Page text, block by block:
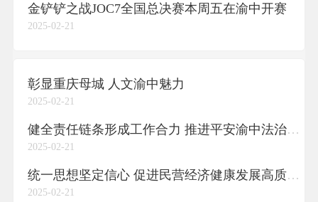
金铲铲之战JOC7全国总决赛本周五在渝中开赛
2025-02-21
彰显重庆母城 人文渝中魅力
2025-02-21
健全责任链条形成工作合力 推进平安渝中法治渝中建设提质增效
2025-02-21
统一思想坚定信心 促进民营经济健康发展高质量发展
2025-02-21